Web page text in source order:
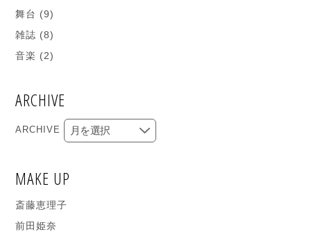
舞台 (9)
雑誌 (8)
音楽 (2)
ARCHIVE
ARCHIVE
MAKE UP
斎藤恵理子
前田姫奈